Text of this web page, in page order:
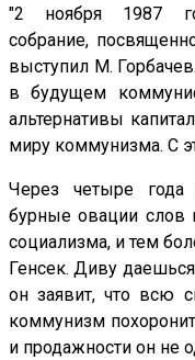
"2 ноября 1987
собрание,
выступил М.
в будущем
альтернативы
миру коммунизма. С
Через четыре года
бурные овации слов
социализма, и тем
Генсек. Диву
он заявит, что всю
коммунизм
и продажности он не